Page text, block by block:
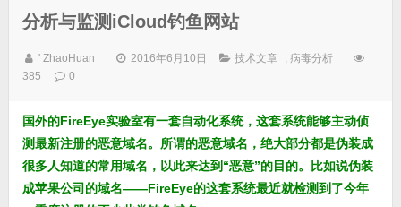
分析与监测iCloud钓鱼网站
' ZhaoHuan 2016年6月10日 技术文章 ,病毒分析
385
0
国外的FireEye实验室有一套自动化系统，这套系统能够主动侦
测最新注册的恶意域名。所谓的恶意域名，绝大部分都是伪装成
很多人知道的常用域名，以此来达到“恶意”的目的。比如说伪装
成苹果公司的域名——FireEye的这套系统最近就检测到了今年